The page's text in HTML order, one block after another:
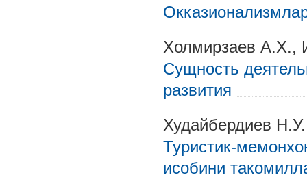
Холмирзаев А.Х.,
Сущность
развития
Худайбердиев Н.У.
Туристик-
исобини